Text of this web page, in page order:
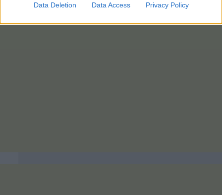
Data Deletion Data Access Privacy Policy